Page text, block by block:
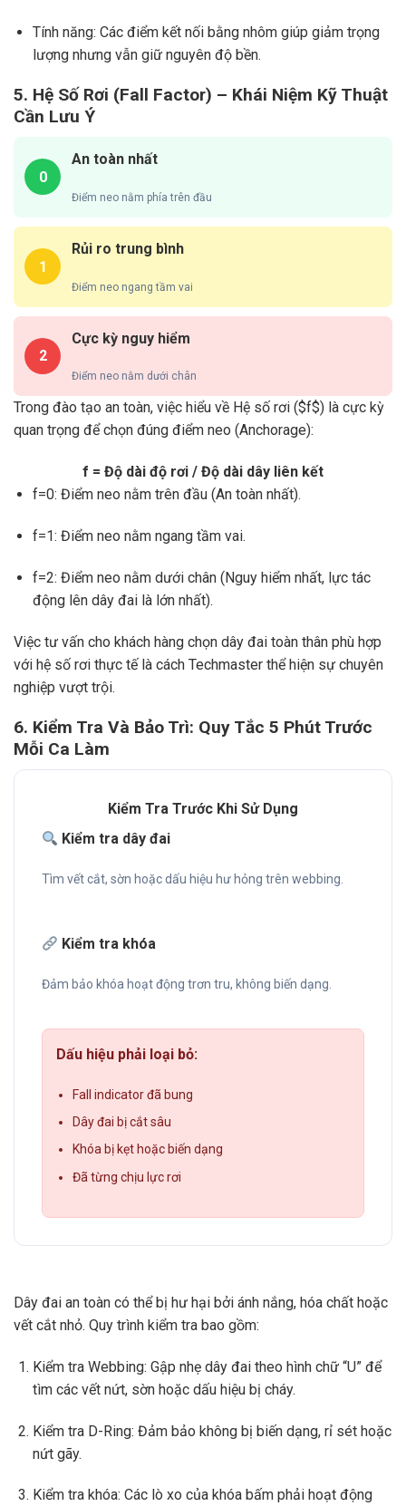
Tính năng: Các điểm kết nối bằng nhôm giúp giảm trọng
lượng nhưng vẫn giữ nguyên độ bền.
5. Hệ Số Rơi (Fall Factor) – Khái Niệm Kỹ Thuật
Cần Lưu Ý
0
An toàn nhất
Điểm neo nằm phía trên đầu
1
Rủi ro trung bình
Điểm neo ngang tầm vai
2
Cực kỳ nguy hiểm
Điểm neo nằm dưới chân
Trong đào tạo an toàn, việc hiểu về Hệ số rơi ($f$) là cực kỳ
quan trọng để chọn đúng điểm neo (Anchorage):
f = Độ dài độ rơi / Độ dài dây liên kết
f=0: Điểm neo nằm trên đầu (An toàn nhất).
f=1: Điểm neo nằm ngang tầm vai.
f=2: Điểm neo nằm dưới chân (Nguy hiểm nhất, lực tác
động lên dây đai là lớn nhất).
Việc tư vấn cho khách hàng chọn dây đai toàn thân phù hợp
với hệ số rơi thực tế là cách Techmaster thể hiện sự chuyên
nghiệp vượt trội.
6. Kiểm Tra Và Bảo Trì: Quy Tắc 5 Phút Trước
Mỗi Ca Làm
Kiểm Tra Trước Khi Sử Dụng
Kiểm tra dây đai
Tìm vết cắt, sờn hoặc dấu hiệu hư hỏng trên webbing.
Kiểm tra khóa
Đảm bảo khóa hoạt động trơn tru, không biến dạng.
Dấu hiệu phải loại bỏ:
Fall indicator đã bung
Dây đai bị cắt sâu
Khóa bị kẹt hoặc biến dạng
Đã từng chịu lực rơi
Dây đai an toàn có thể bị hư hại bởi ánh nắng, hóa chất hoặc
vết cắt nhỏ. Quy trình kiểm tra bao gồm:
Kiểm tra Webbing: Gập nhẹ dây đai theo hình chữ “U” để
tìm các vết nứt, sờn hoặc dấu hiệu bị cháy.
Kiểm tra D-Ring: Đảm bảo không bị biến dạng, rỉ sét hoặc
nứt gãy.
Kiểm tra khóa: Các lò xo của khóa bấm phải hoạt động